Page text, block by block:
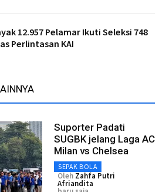
12.957 Pelamar Ikuti Seleksi 748
Perlintasan KAI
Suporter Padati
SUGBK jelang Laga AC
Milan vs Chelsea
SEPAK BOLA
Oleh Zahfa Putri
Afriandita